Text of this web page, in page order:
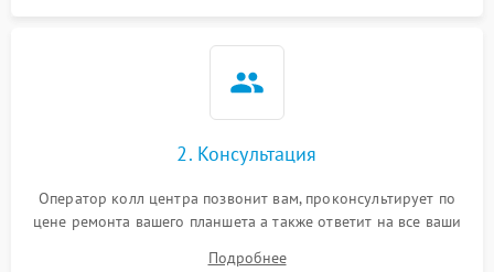
2. Консультация
Оператор колл центра позвонит вам, проконсультирует по
цене ремонта вашего планшета а также ответит на все ваши
Подробнее